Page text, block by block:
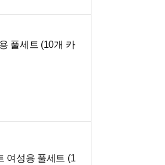
풀세트 (10개 카
여성용 풀세트 (1